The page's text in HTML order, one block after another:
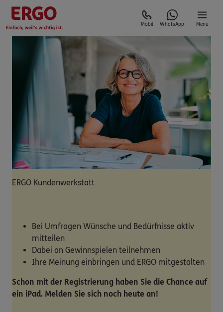
Mobil WhatsApp Menü
ERGO Kundenwerkstatt
Bei Umfragen Wünsche und Bedürfnisse aktiv
mitteilen
Dabei an Gewinnspielen teilnehmen
Ihre Meinung einbringen und ERGO mitgestalten
Schon mit der Registrierung haben Sie die Chance auf
ein iPad. Melden Sie sich noch heute an!